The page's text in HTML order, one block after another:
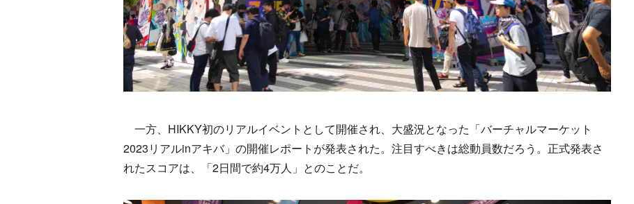
一方、HIKKY初のリアルイベントとして開催され、大盛況となった「バーチャルマーケット
2023リアルinアキバ」の開催レポートが発表された。注目すべきは総動員数だろう。正式発表さ
れたスコアは、「2日間で約4万人」とのことだ。